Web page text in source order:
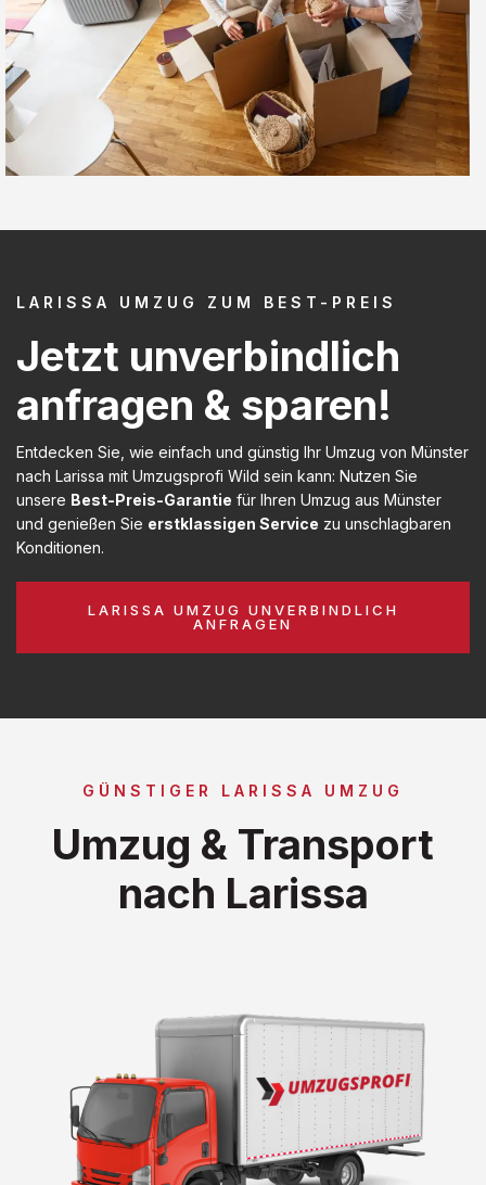
LARISSA UMZUG ZUM BEST-PREIS
Jetzt unverbindlich
anfragen & sparen!
Entdecken Sie, wie einfach und günstig Ihr Umzug von Münster
nach Larissa mit Umzugsprofi Wild sein kann: Nutzen Sie
unsere Best-Preis-Garantie für Ihren Umzug aus Münster
und genießen Sie erstklassigen Service zu unschlagbaren
Konditionen.
LARISSA UMZUG UNVERBINDLICH
ANFRAGEN
GÜNSTIGER LARISSA UMZUG
Umzug & Transport
nach Larissa